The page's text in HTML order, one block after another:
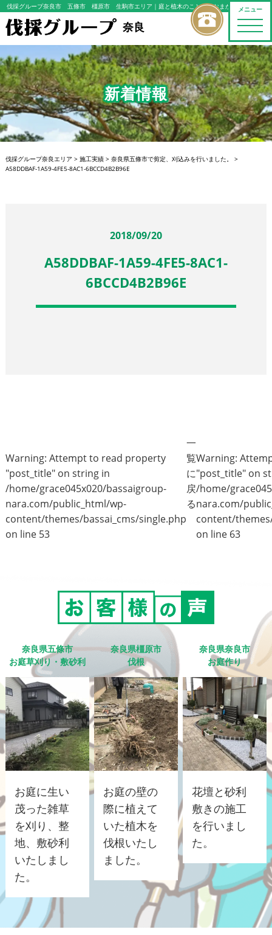
メニュー
toggle
伐採グループ奈良市 五條市 橿原市 生駒市エリア ｜庭と植木のことならおまかせください
奈良
新着情報
伐採グループ奈良エリア > 施工実績> 奈良県五條市で剪定、刈込みを行いました。
>
A58DDBAF-1A59-4FE5-8AC1-6BCCD4B2B96E
2018/09/20
A58DDBAF-1A59-4FE5-8AC1-
6BCCD4B2B96E
Warning: Attempt to read property
"post_title" on string in
/home/grace045x020/bassaigroup-
nara.com/public_html/wp-
content/themes/bassai_cms/single.php
on line 53
一
覧
に
戻
る
Warning:
"post_title" on
/home/
nara.com/
content/
on line 63
奈良県五條市
お庭草刈り・敷砂利
お庭に生い
茂った雑草
を刈り、整
地、敷砂利
いたしまし
た。
奈良県橿原市
伐根
お庭の壁の
際に植えて
いた植木を
伐根いたし
ました。
奈良県奈良市
お庭作り
花壇と砂利
敷きの施工
を行いまし
た。